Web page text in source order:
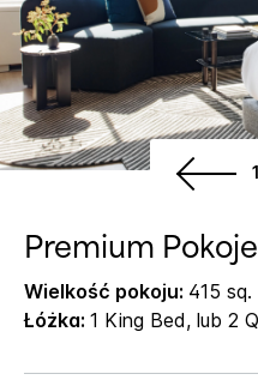
Premium Pokoje
Wielkość pokoju: 415
Łóżka: 1 King Bed, lub 2